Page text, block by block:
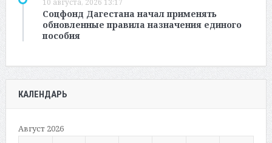
Соцфонд Дагестана начал применять
обновленные правила назначения единого
пособия
КАЛЕНДАРЬ
Август 2026